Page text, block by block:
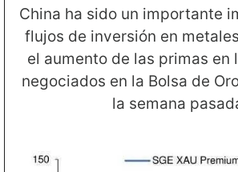
China ha sido un importante
flujos de inversión en
el aumento de las primas en
negociados en la Bolsa de
la semana